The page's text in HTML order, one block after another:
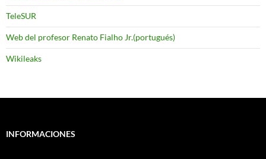
TeleSUR
Web del profesor Renato Fialho Jr.(portugués)
Wikileaks
INFORMACIONES